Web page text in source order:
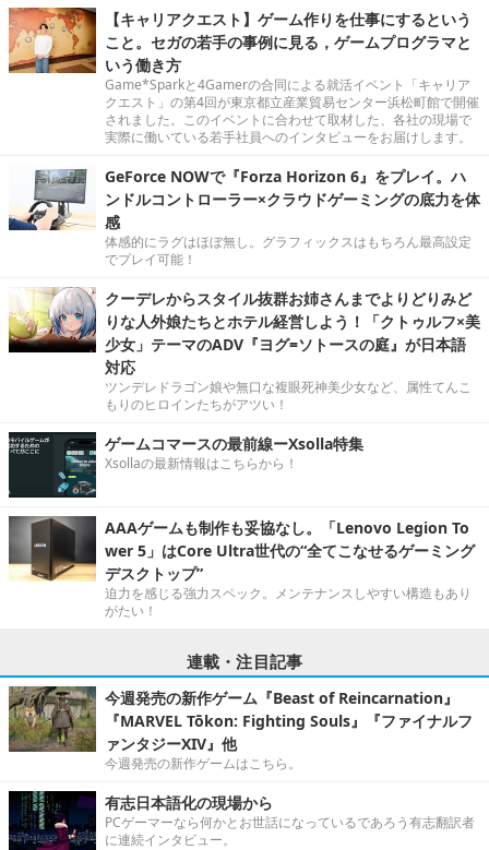
【キャリアクエスト】ゲーム作りを仕事にするという
こと。セガの若手の事例に見る，ゲームプログラマと
いう働き方
Game*Sparkと4Gamerの合同による就活イベント「キャリア
クエスト」の第4回が東京都立産業貿易センター浜松町館で開催
されました。このイベントに合わせて取材した、各社の現場で
実際に働いている若手社員へのインタビューをお届けします。
GeForce NOWで『Forza Horizon 6』をプレイ。ハ
ンドルコントローラー×クラウドゲーミングの底力を体
感
体感的にラグはほぼ無し。グラフィックスはもちろん最高設定
でプレイ可能！
クーデレからスタイル抜群お姉さんまでよりどりみど
りな人外娘たちとホテル経営しよう！「クトゥルフ×美
少女」テーマのADV『ヨグ=ソトースの庭』が日本語
対応
ツンデレドラゴン娘や無口な複眼死神美少女など、属性てんこ
もりのヒロインたちがアツい！
ゲームコマースの最前線ーXsolla特集
Xsollaの最新情報はこちらから！
AAAゲームも制作も妥協なし。「Lenovo Legion To
wer 5」はCore Ultra世代の“全てこなせるゲーミング
デスクトップ”
迫力を感じる強力スペック。メンテナンスしやすい構造もあり
がたい！
連載・注目記事
今週発売の新作ゲーム『Beast of Reincarnation』
『MARVEL Tōkon: Fighting Souls』『ファイナルフ
ァンタジーXIV』他
今週発売の新作ゲームはこちら。
有志日本語化の現場から
PCゲーマーなら何かとお世話になっているであろう有志翻訳者
に連続インタビュー。